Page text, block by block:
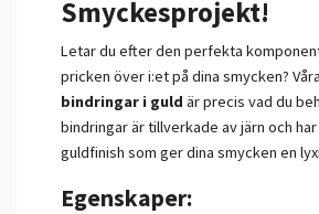
Smyckesprojekt!
Letar du efter den perfekta
pricken över i:et på dina smycken? Våra
bindringar i guld är precis vad du
bindringar är tillverkade av järn och
guldfinish som ger dina smycken en
Egenskaper: